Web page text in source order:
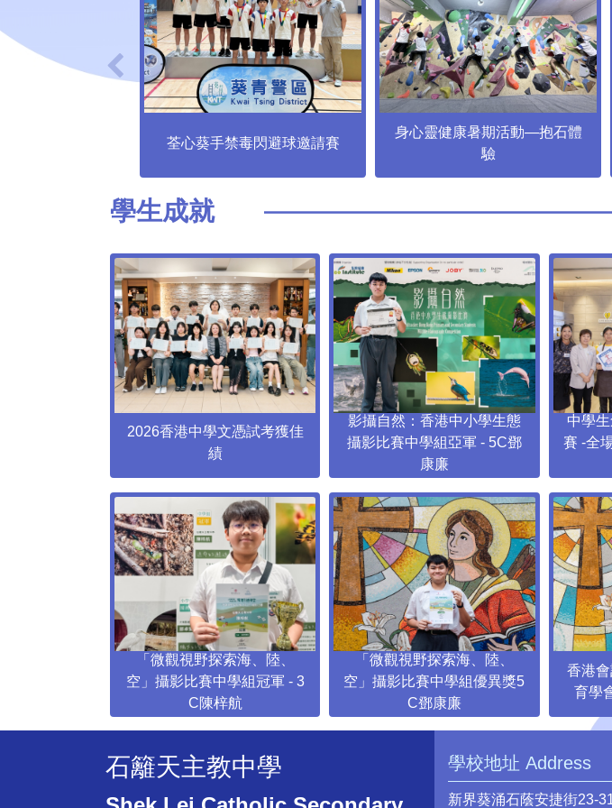
荃心葵手禁毒閃避球邀請賽
身心靈健康暑期活動—抱石體
驗
學⽣成就
2026香港中學文憑試考獲佳
績
影攝自然：香港中小學生態
攝影比賽中學組亞軍 - 5C鄧
康廉
中學
賽 -全
「微觀視野探索海、陸、
空」攝影比賽中學組冠軍 - 3
C陳梓航
「微觀視野探索海、陸、
空」攝影比賽中學組優異獎5
C鄧康廉
香港
育學
石籬天主教中學 學校地址 Address
新界葵涌石蔭安捷街23-